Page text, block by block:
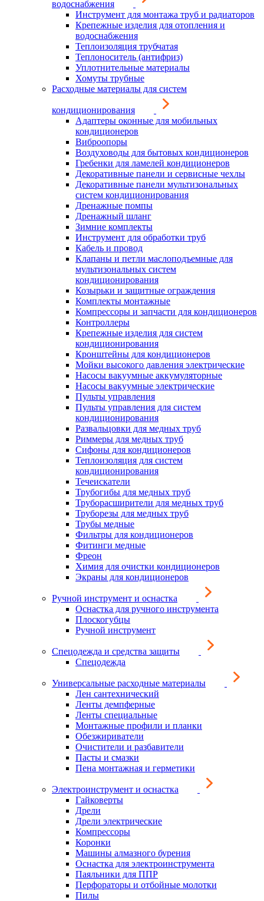
водоснабжения
Инструмент для монтажа труб и радиаторов
Крепежные изделия для отопления и
водоснабжения
Теплоизоляция трубчатая
Теплоноситель (антифриз)
Уплотнительные материалы
Хомуты трубные
Расходные материалы для систем
кондиционирования
Адаптеры оконные для мобильных
кондиционеров
Виброопоры
Воздуховоды для бытовых кондиционеров
Гребенки для ламелей кондиционеров
Декоративные панели и сервисные чехлы
Декоративные панели мультизональных
систем кондиционирования
Дренажные помпы
Дренажный шланг
Зимние комплекты
Инструмент для обработки труб
Кабель и провод
Клапаны и петли маслоподъемные для
мультизональных систем
кондиционирования
Козырьки и защитные ограждения
Комплекты монтажные
Компрессоры и запчасти для кондиционеров
Контроллеры
Крепежные изделия для систем
кондиционирования
Кронштейны для кондиционеров
Мойки высокого давления электрические
Насосы вакуумные аккумуляторные
Насосы вакуумные электрические
Пульты управления
Пульты управления для систем
кондиционирования
Развальцовки для медных труб
Риммеры для медных труб
Сифоны для кондиционеров
Теплоизоляция для систем
кондиционирования
Течеискатели
Трубогибы для медных труб
Труборасширители для медных труб
Труборезы для медных труб
Трубы медные
Фильтры для кондиционеров
Фитинги медные
Фреон
Химия для очистки кондиционеров
Экраны для кондиционеров
Ручной инструмент и оснастка
Оснастка для ручного инструмента
Плоскогубцы
Ручной инструмент
Спецодежда и средства защиты
Спецодежда
Универсальные расходные материалы
Лен сантехнический
Ленты демпферные
Ленты специальные
Монтажные профили и планки
Обезжириватели
Очистители и разбавители
Пасты и смазки
Пена монтажная и герметики
Электроинструмент и оснастка
Гайковерты
Дрели
Дрели электрические
Компрессоры
Коронки
Машины алмазного бурения
Оснастка для электроинструмента
Паяльники для ППР
Перфораторы и отбойные молотки
Пилы